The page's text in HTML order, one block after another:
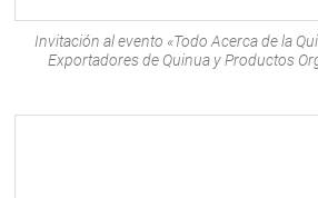
Invitación al evento «Todo Acerca de la
Exportadores de Quinua y Productos